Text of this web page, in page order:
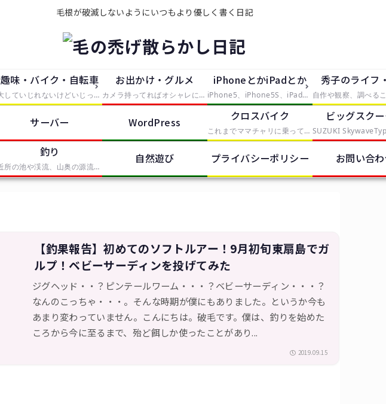
毛根が破滅しないようにいつもより優しく書く日記
趣味・バイク・自転車
大していじれないけどいじったつもりで中途半端に手を出したもの。主にタイヤが付いているものを便利にしたり修理したらレポートとして残していきます。
お出かけ・グルメ
カメラ持ってればオシャレになれるという動機で買ったEosKissDigitalを中心に、大した知識の無い中むやみやたらとシャッタースイッチを押していく記事。無駄に持っているPhotoShopCS2やIllustratorCS2、AfterEffectsなどの画像や動画の処理ソフトも少しずつ使って、体験記をレポートします。
iPhoneとかiPadとか
iPhone5、iPhone5S、iPad2を使っていく中で発見したことや便利なものを紹介
秀子のライフ
サーバー WordPress クロスバイク
これまでママチャリに乗っていたが、偶然近くのスポーツバイクを取り扱う中古店で見つけたESCAPE R3を衝動買いしたことから、初心者自転車乗りになりました。クロスバイクの調整や整備を記録していくカテゴリー
ビッグスク
釣り
近所の池や渓流、山奥の源流から海まで、釣りをしたらここで釣果報告していきます。基本的に餌ばかりでルアーは苦手です。
自然遊び プライバシーポリシー お問い合
【釣果報告】初めてのソフトルアー！9月初旬東扇島でガ
ルプ！ベビーサーディンを投げてみた
ジグヘッド・・？ピンテールワーム・・・？ベビーサーディン・・・？
なんのこっちゃ・・・。そんな時期が僕にもありました。というか今も
あまり変わっていません。こんにちは。破毛です。僕は、釣りを始めた
ころから今に至るまで、殆ど餌しか使ったことがあり...
2019.09.15